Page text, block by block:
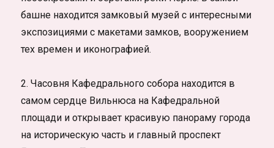
башне находится замковый музей с интересными
экспозициями с макетами замков, вооружением
тех времен и иконографией.
2. Часовня Кафедрального собора находится в
самом сердце Вильнюса на Кафедральной
площади и открывает красивую панораму города
на историческую часть и главный проспект